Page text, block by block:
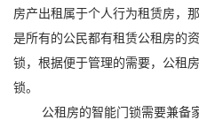
房产出租属于个人行为租赁房，
是所有的公民都有租赁公租房的
锁，根据便于管理的需要，公租
锁。
公租房的智能门锁需要兼备家